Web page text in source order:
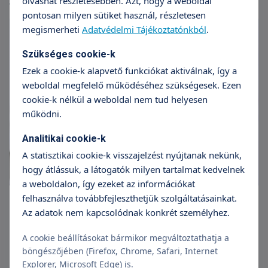
pontosan milyen sütiket használ, részletesen
megismerheti Adatvédelmi Tájékoztatónkból.
Szükséges cookie-k
Ezek a cookie-k alapvető funkciókat aktiválnak, így a
weboldal megfelelő működéséhez szükségesek. Ezen
cookie-k nélkül a weboldal nem tud helyesen
működni.
Analitikai cookie-k
A statisztikai cookie-k visszajelzést nyújtanak nekünk,
hogy átlássuk, a látogatók milyen tartalmat kedvelnek
a weboldalon, így ezeket az információkat
felhasználva továbbfejleszthetjük szolgáltatásainkat.
Az adatok nem kapcsolódnak konkrét személyhez.
A cookie beállításokat bármikor megváltoztathatja a
böngészőjében (Firefox, Chrome, Safari, Internet
Explorer, Microsoft Edge) is.